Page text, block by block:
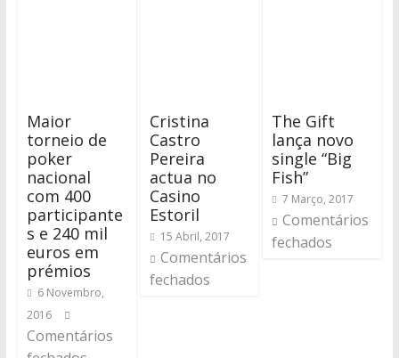
Maior
torneio de
poker
nacional
com 400
participante
s e 240 mil
euros em
prémios
6 Novembro,
2016
Comentários
Cristina
Castro
Pereira
actua no
Casino
Estoril
15 Abril, 2017
Comentários
fechados
The Gift
lança novo
single “Big
Fish”
7 Março, 2017
Comentários
fechados